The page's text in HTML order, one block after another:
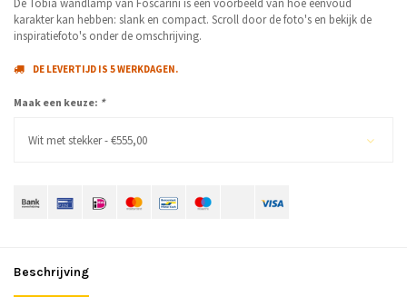
De Tobia wandlamp van Foscarini is een voorbeeld van hoe eenvoud
karakter kan hebben: slank en compact. Scroll door de foto's en bekijk de
inspiratiefoto's onder de omschrijving.
DE LEVERTIJD IS 5 WERKDAGEN.
Maak een keuze: *
Wit met stekker - €555,00
Beschrijving